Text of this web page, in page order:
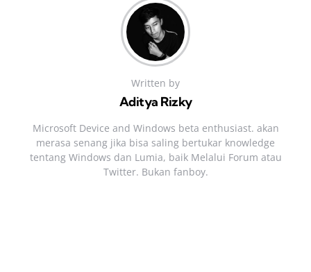
Written by
Aditya Rizky
Microsoft Device and Windows beta enthusiast. akan
merasa senang jika bisa saling bertukar knowledge
tentang Windows dan Lumia, baik Melalui Forum atau
Twitter. Bukan fanboy.